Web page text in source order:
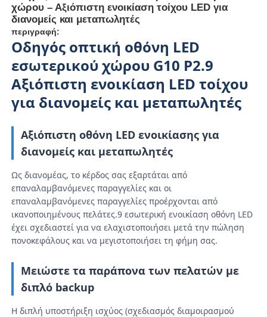
Αρχική
Προϊόντα
Εκπομπή VR
χώρου – Αξιόπιστη ενοικίαση τοίχου LED για
διανομείς και μεταπωλητές
περιγραφή:
Οδηγός οπτική οθόνη LED
εσωτερικού χώρου G10 P2.9
Αξιόπιστη ενοικίαση LED τοίχου
για διανομείς και μεταπωλητές
Αξιόπιστη οθόνη LED ενοικίασης για
διανομείς και μεταπωλητές
Ως διανομέας, το κέρδος σας εξαρτάται από
επαναλαμβανόμενες παραγγελίες και οι
επαναλαμβανόμενες παραγγελίες προέρχονται από
ικανοποιημένους πελάτες.9 εσωτερική ενοικίαση οθόνη LED
έχει σχεδιαστεί για να ελαχιστοποιήσει μετά την πώληση
πονοκεφάλους και να μεγιστοποιήσει τη φήμη σας.
Μειώστε τα παράπονα των πελατών με
διπλό backup
Η διπλή υποστήριξη ισχύος (σχεδιασμός διαμοιρασμού